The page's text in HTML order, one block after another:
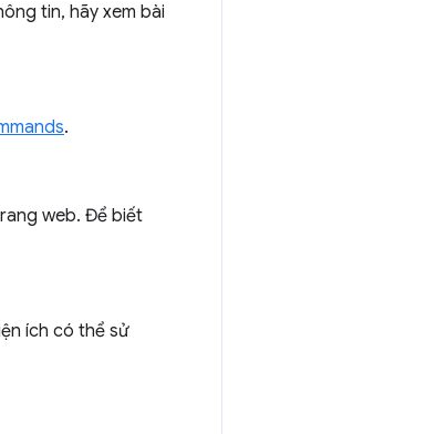
tin, hãy xem bài
.
web. Để biết
ích có thể sử